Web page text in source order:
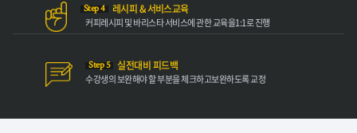
Step 4 레시피 & 서비스교육
커피레시피 및 바리스타서비스에 관한 교육을1:1로 진행
Step 5 실전대비 피드백
수강생의 보완해야할 부분을 체크하고보완하도록 교정